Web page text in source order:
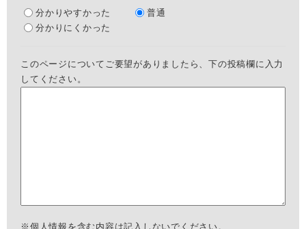
分かりやすかった
普通
分かりにくかった
このページについてご要望がありましたら、下の投稿欄に入力
してください。
※個人情報を含む内容は記入しないでください。